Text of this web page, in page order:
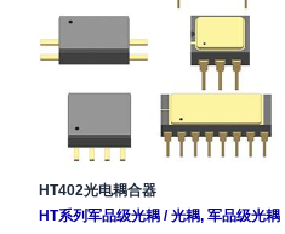
HT402光电耦合器
HT系列军品级光耦/光耦, 军品级光耦